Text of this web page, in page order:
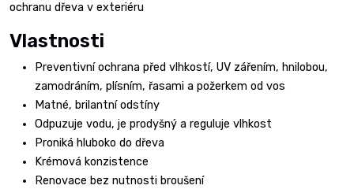
ochranu dřeva v exteriéru
Vlastnosti
Preventivní ochrana před vlhkostí, UV zářením, hnilobou,
zamodráním, plísním, řasami a požerkem od vos
Matné, brilantní odstíny
Odpuzuje vodu, je prodyšný a reguluje vlhkost
Proniká hluboko do dřeva
Krémová konzistence
Renovace bez nutnosti broušení